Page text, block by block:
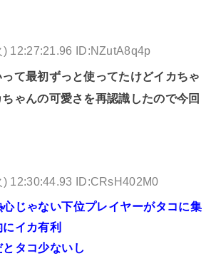
) 12:27:21.96 ID:NZutA8q4p
て最初ずっと使ってたけどイカちゃ
ゃんの可愛さを再認識したので今回
) 12:30:44.93 ID:CRsH402M0
じゃない下位プレイヤーがタコに集
イカ有利
タコ少ないし